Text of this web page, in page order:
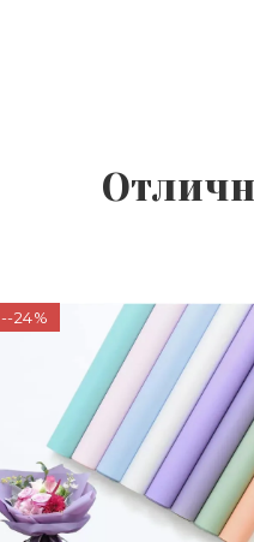
--24%